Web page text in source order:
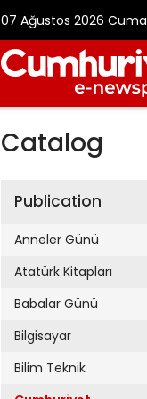
07 Ağustos 2026 Cuma
Catalog
Publication
Anneler Günü
Atatürk Kitapları
Babalar Günü
Bilgisayar
Bilim Teknik